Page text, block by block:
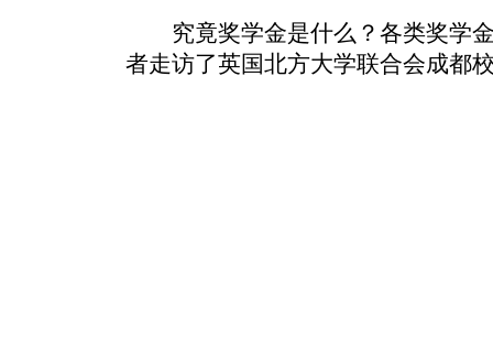
究竟奖学金是什么？各类奖学金
者走访了英国北方大学联合会成都